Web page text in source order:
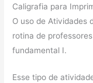
Caligrafia para
O uso de Atividades
rotina de
fundamental I.
Esse tipo de